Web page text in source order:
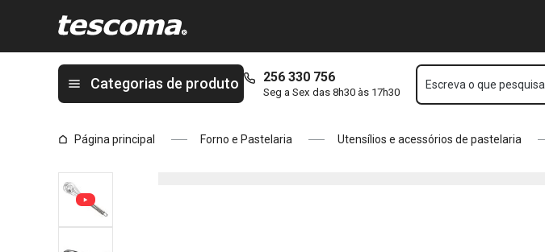
Categorias de produto 256 330 756
Seg a Sex das 8h30 às 17h30
Escreva o que pesquisa
Página principal Forno e Pastelaria Utensílios e acessórios de pastelaria